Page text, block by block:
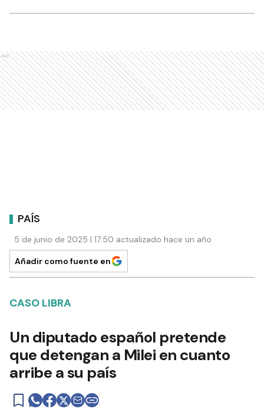
Ads
PAÍS
5 de junio de 2025 | 17:50 actualizado hace un año
Añadir como fuente en
CASO LIBRA
Un diputado español pretende
que detengan a Milei en cuanto
arribe a su país